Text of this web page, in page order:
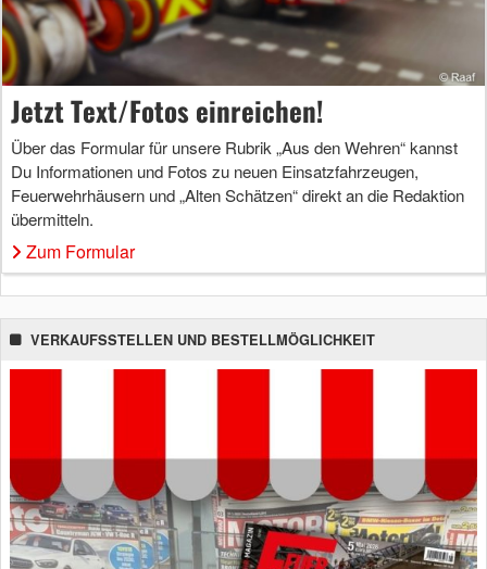
Jetzt Text/Fotos einreichen!
Über das Formular für unsere Rubrik „Aus den Wehren“ kannst
Du Informationen und Fotos zu neuen Einsatzfahrzeugen,
Feuerwehrhäusern und „Alten Schätzen“ direkt an die Redaktion
übermitteln.
Zum Formular
VERKAUFSSTELLEN UND BESTELLMÖGLICHKEIT